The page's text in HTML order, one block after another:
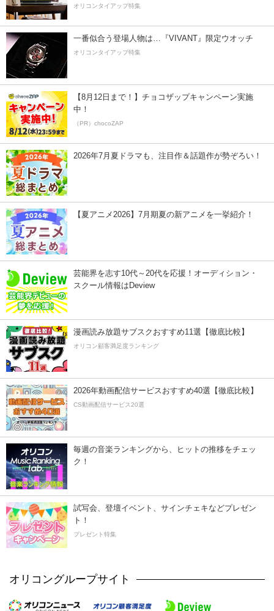
オリコンタイアップ特集
一番似合う登場人物は…『VIVANT』限定ウオッチ
オリコンタイアップ特集
【8月12日まで！】チョコザップキャンペーン実施
中！
（PR）chocoZAP
2026年7月夏ドラマも、注目作＆話題作が勢ぞろい！
【夏アニメ2026】7月期夏の新アニメを一挙紹介！
芸能界を志す10代～20代を応援！オーディション・
スクール情報はDeview
漫画読み放題サブスクおすすめ11選【徹底比較】
オリコン顧客満足度ランキング
2026年動画配信サービスおすすめ40選【徹底比較】
CS動画配信サービス20選
毎週の音楽ランキングから、ヒットの推移をチェッ
ク！
試写会、登壇イベント、サインチェキなどプレゼン
ト！
プレゼント特集
オリコングループサイト